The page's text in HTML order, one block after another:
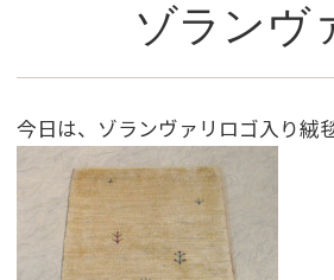
ゾランヴ
今日は、ゾランヴァリロゴ入り絨毯